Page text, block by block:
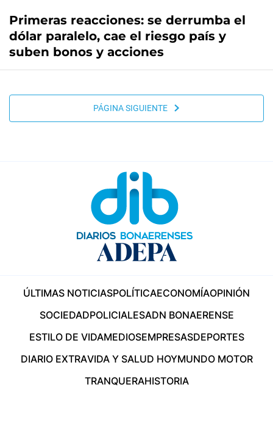
Primeras reacciones: se derrumba el
dólar paralelo, cae el riesgo país y
suben bonos y acciones
PÁGINA SIGUIENTE
ÚLTIMAS NOTICIASPOLÍTICAECONOMÍAOPINIÓN
SOCIEDADPOLICIALESADN BONAERENSE
ESTILO DE VIDAMEDIOSEMPRESASDEPORTES
DIARIO EXTRAVIDA Y SALUD HOYMUNDO MOTOR
TRANQUERAHISTORIA